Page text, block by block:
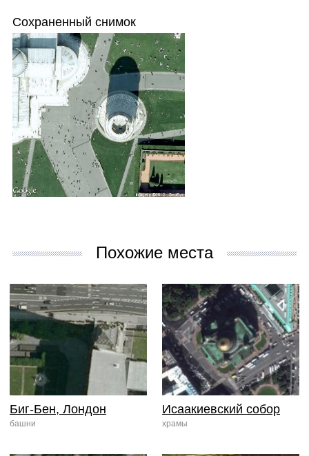
Сохраненный снимок
Похожие места
Биг-Бен, Лондон
башни
Исаакиевский собор
храмы